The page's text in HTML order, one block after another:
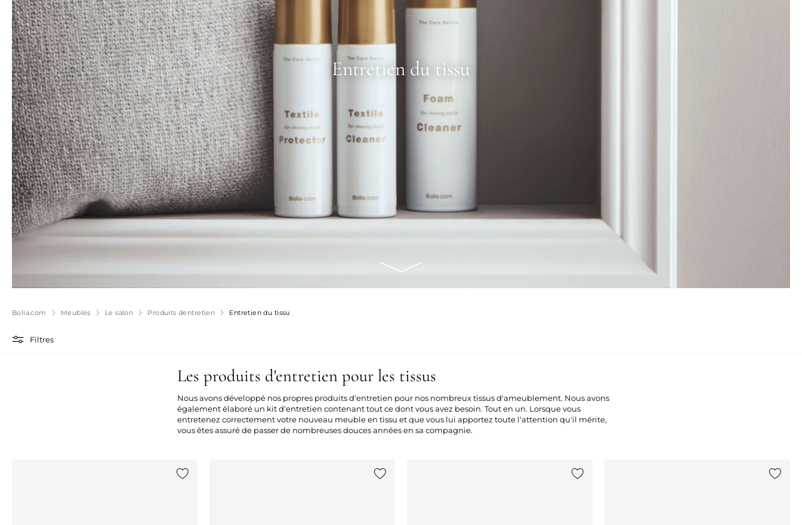
Entretien du tissu
Bolia.com Meubles Le salon Produits dentretien Entretien du tissu
Filtres
Les produits d'entretien pour les tissus
Nous avons développé nos propres produits d'entretien pour nos nombreux tissus d'ameublement. Nous avons
également élaboré un kit d'entretien contenant tout ce dont vous avez besoin. Tout en un. Lorsque vous
entretenez correctement votre nouveau meuble en tissu et que vous lui apportez toute l'attention qu'il mérite,
vous êtes assuré de passer de nombreuses douces années en sa compagnie.